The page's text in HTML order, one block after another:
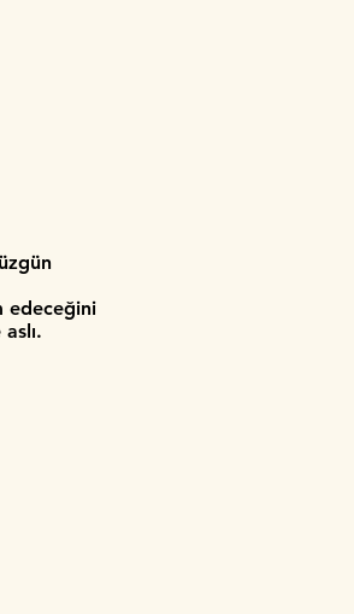
edeceğini